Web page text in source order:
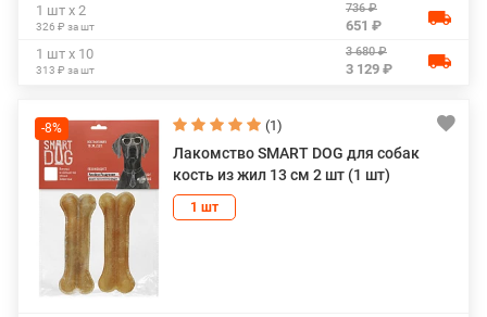
1 шт х 2
326 ₽ за шт
736 ₽
651 ₽
1 шт х 10
313 ₽ за шт
3 680 ₽
3 129 ₽
-8% (1)
Лакомство SMART DOG для собак
кость из жил 13 см 2 шт (1 шт)
1 шт